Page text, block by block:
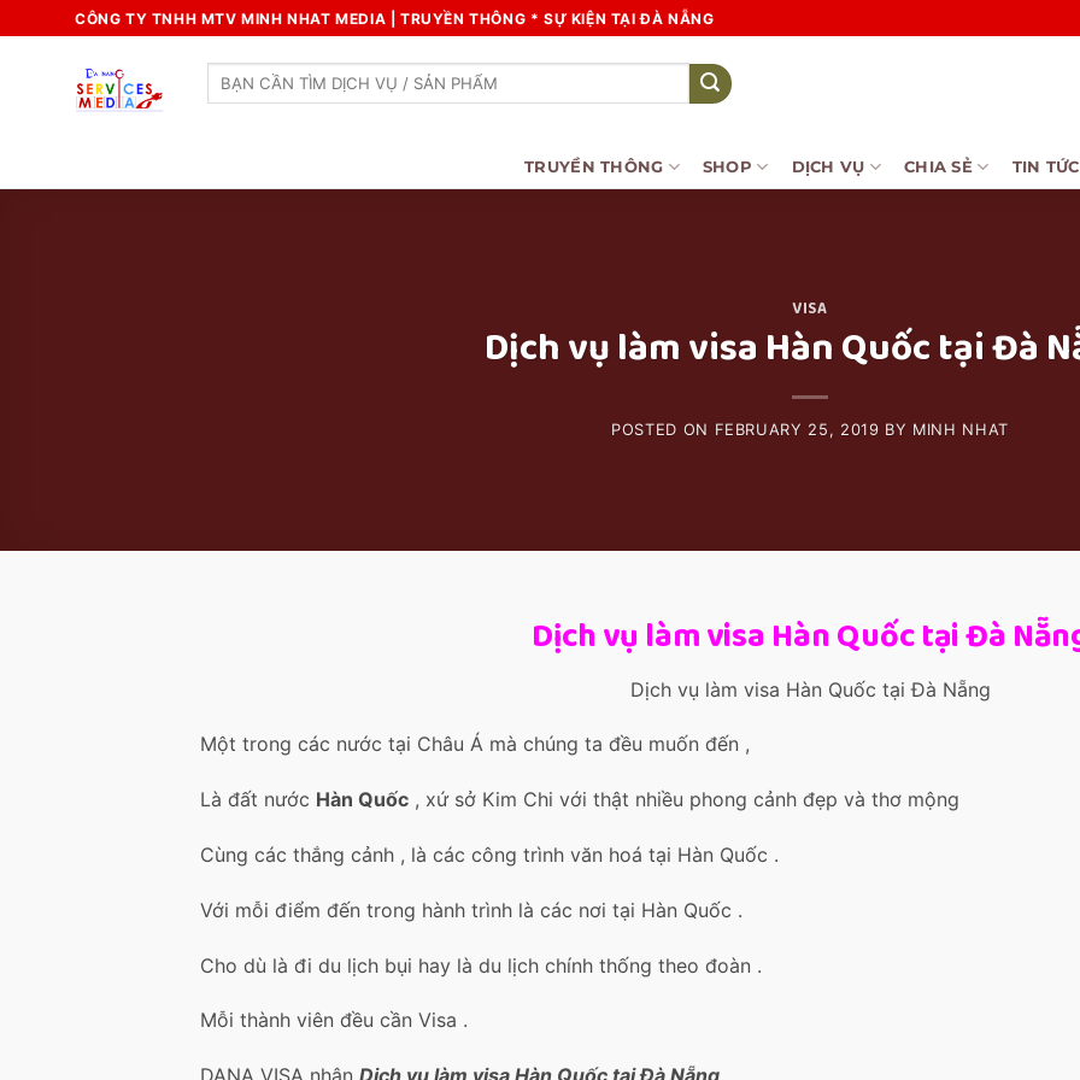
to
CÔNG TY TNHH MTV MINH NHAT MEDIA | TRUYỀN THÔNG * SỰ KIỆN TẠI ĐÀ NẴNG
Search
TRUYỀN THÔNG SHOP DỊCH VỤ CHIA SẺ TIN TỨC
VISA
Dịch vụ làm visa Hàn Quốc tại Đà
POSTED ON FEBRUARY 25, 2019 BY MINH NHAT
Dịch vụ làm visa Hàn Quốc tại Đà
Dịch vụ làm visa Hàn Quốc tại Đà Nẵng
Một trong các nước tại Châu Á mà chúng ta đều muốn đến ,
Là đất nước Hàn Quốc , xứ sở Kim Chi với thật nhiều phong cảnh đẹp và thơ mộng
Cùng các thắng cảnh , là các công trình văn hoá tại Hàn Quốc .
Với mỗi điểm đến trong hành trình là các nơi tại Hàn Quốc .
Cho dù là đi du lịch bụi hay là du lịch chính thống theo đoàn .
Mỗi thành viên đều cần Visa .